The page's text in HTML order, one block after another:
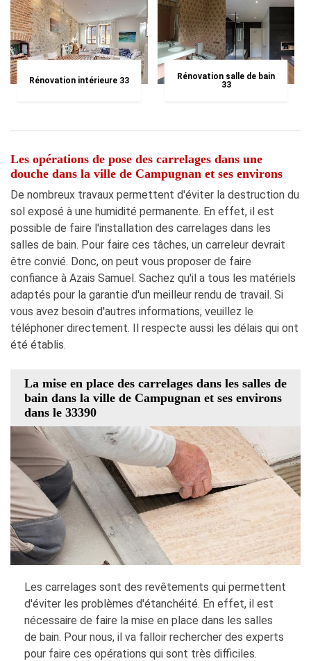
Rénovation intérieure 33
Rénovation salle de bain
33
Les opérations de pose des carrelages dans une
douche dans la ville de Campugnan et ses environs
De nombreux travaux permettent d'éviter la destruction du
sol exposé à une humidité permanente. En effet, il est
possible de faire l'installation des carrelages dans les
salles de bain. Pour faire ces tâches, un carreleur devrait
être convié. Donc, on peut vous proposer de faire
confiance à Azais Samuel. Sachez qu'il a tous les matériels
adaptés pour la garantie d'un meilleur rendu de travail. Si
vous avez besoin d'autres informations, veuillez le
téléphoner directement. Il respecte aussi les délais qui ont
été établis.
La mise en place des carrelages dans les salles de
bain dans la ville de Campugnan et ses environs
dans le 33390
Les carrelages sont des revêtements qui permettent
d'éviter les problèmes d'étanchéité. En effet, il est
nécessaire de faire la mise en place dans les salles
de bain. Pour nous, il va falloir rechercher des experts
pour faire ces opérations qui sont très difficiles.